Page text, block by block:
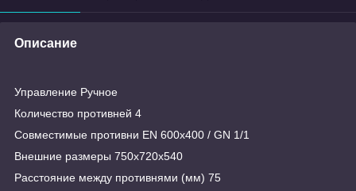
Описание
Управление Ручное
Количество противней 4
Совместимые противни EN 600x400 / GN 1/1
Внешние размеры 750x720x540
Расстояние между противнями (мм) 75